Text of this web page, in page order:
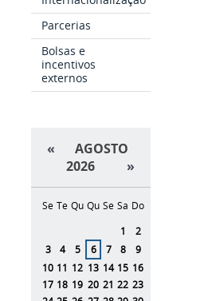
Parcerias
Bolsas e
incentivos
externos
«
AGOSTO
2026
»
Se Te Qu Qu Se Sa Do
1
2
3
4 5 6 7 8
9
10 11 12 13 14 15 16
17 18 19 20 21 22 23